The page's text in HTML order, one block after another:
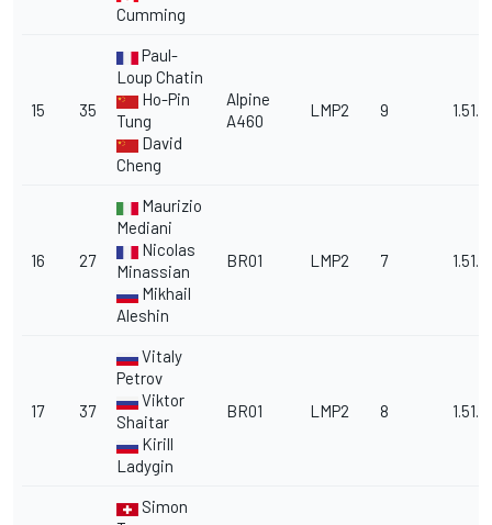
Cumming
15 35
Paul-
Loup Chatin
Ho-Pin
Tung
David
Cheng
Alpine
A460
LMP2 9
16 27
Maurizio
Mediani
Nicolas
Minassian
Mikhail
Aleshin
BR01 LMP2 7
17 37
Vitaly
Petrov
Viktor
Shaitar
Kirill
Ladygin
BR01 LMP2 8
Simon